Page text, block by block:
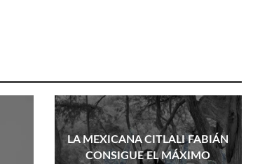
LA MEXICANA CITLALI FABIÁN
CONSIGUE EL MÁXIMO